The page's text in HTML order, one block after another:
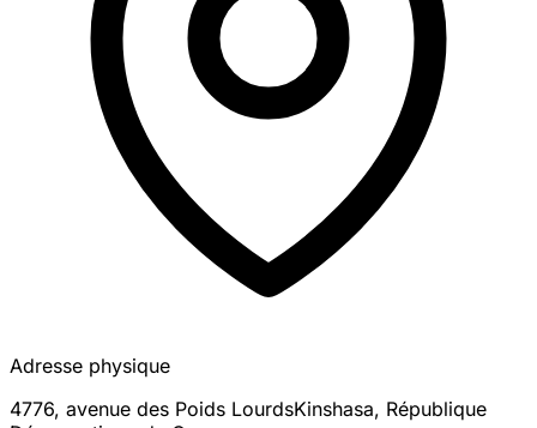
Adresse physique
4776, avenue des Poids LourdsKinshasa, République